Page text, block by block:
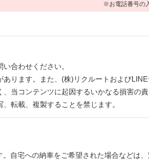
※お電話番号の
合わせください。
ります。また、(株)リクルートおよび
当コンテンツに起因するいかなる損害の責
転載、複製することを禁じます。
自宅への納車をご希望された場合などは